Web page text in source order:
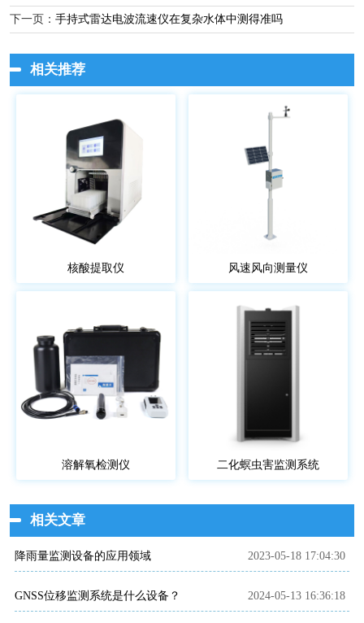
下一页： 手持式雷达电波流速仪在复杂水体中测得准吗
相关推荐
核酸提取仪 风速风向测量仪
溶解氧检测仪 二化螟虫害监测系统
相关文章
降雨量监测设备的应用领域 2023-05-18 17:04:30
GNSS位移监测系统是什么设备？ 2024-05-13 16:36:18